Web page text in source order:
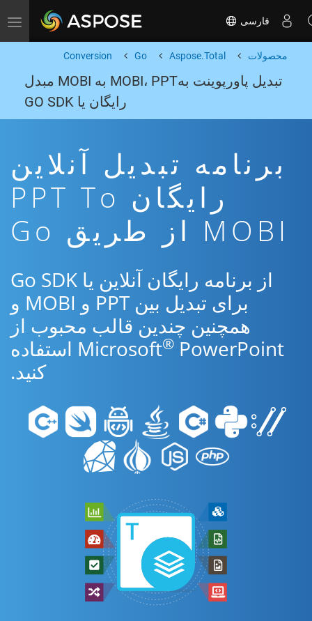
Toggle navigation فارسی
محصولات Aspose.Total
Go
Conversion
تبدیل پاورپوینت بهMOBI، PPT به MOBI مبدل
رایگان یا GO SDK
برنامه تبدیل آنلاین
رایگان PPT To
MOBI از طریق Go
از برنامه رایگان آنلاین یا Go SDK
برای تبدیل بین PPT و MOBI و
همچنین چندین قالب محبوب از
Microsoft®
PowerPoint استفاده
کنید.